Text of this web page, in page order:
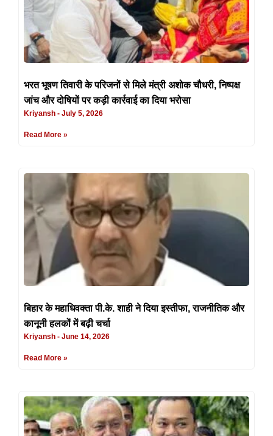
भरत भूषण तिवारी के परिजनों से मिले मंत्री अशोक चौधरी, निष्पक्ष
जांच और दोषियों पर कड़ी कार्रवाई का दिया भरोसा
Kriyansh July 5, 2026
Read More »
बिहार के महाधिवक्ता पी.के. शाही ने दिया इस्तीफा, राजनीतिक और
कानूनी हलकों में बढ़ी चर्चा
Kriyansh June 14, 2026
Read More »